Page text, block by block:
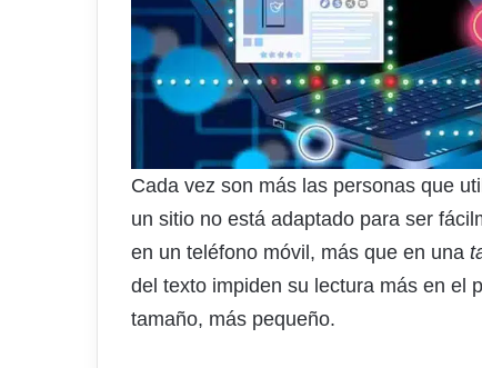
Cada vez son más las personas que
un sitio no está adaptado para ser
en un teléfono móvil, más que en una
del texto impiden su lectura más en el
tamaño, más pequeño.